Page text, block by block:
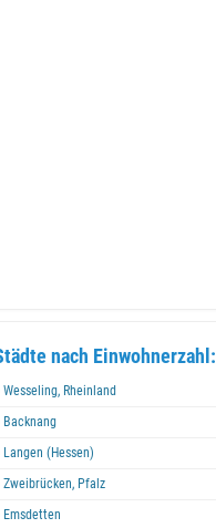
nach Einwohnerzahl:
Wesseling, Rheinland
Backnang
Langen (Hessen)
Zweibrücken, Pfalz
Emsdetten